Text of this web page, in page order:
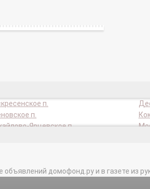
п.
п.
Ярцевское п.
домофонд.ру и в газете из